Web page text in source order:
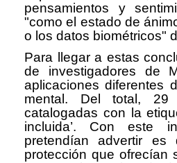
pensamientos y
"como el estado de
o los datos biométricos"
Para llegar a estas
de investigadores de
aplicaciones diferentes
mental. Del total,
catalogadas con la
incluida’. Con este
pretendían advertir
protección que ofrecían